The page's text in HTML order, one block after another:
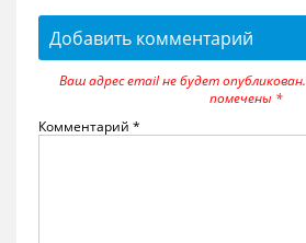
Добавить комментарий
Ваш адрес email не будет опубликован.
помечены *
Комментарий *